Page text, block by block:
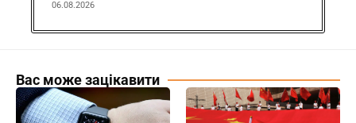
06.08.2026
Вас може зацікавити